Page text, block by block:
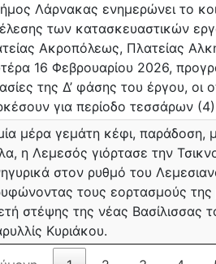
Λάρνακας ενημερώνει το
των κατασκευαστικών
Ακροπόλεως, Πλατείας
16 Φεβρουαρίου 2026,
της Δ’ φάσης του έργου, οι
για περίοδο τεσσάρων
μέρα γεμάτη κέφι, παράδοση,
η Λεμεσός γιόρτασε την
στον ρυθμό του
τους εορτασμούς
στέψης της νέας Βασίλισσας
Κυριάκου.